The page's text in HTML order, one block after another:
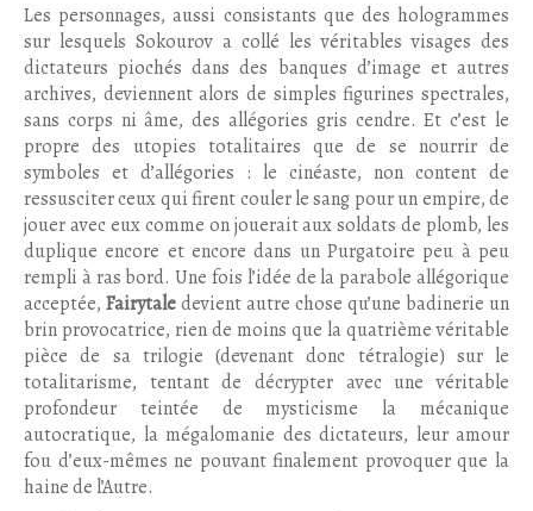
Les personnages, aussi consistants que des hologrammes
sur lesquels Sokourov a collé les véritables visages des
dictateurs piochés dans des banques d’image et autres
archives, deviennent alors de simples figurines spectrales,
sans corps ni âme, des allégories gris cendre. Et c’est le
propre des utopies totalitaires que de se nourrir de
symboles et d’allégories : le cinéaste, non content de
ressusciter ceux qui firent couler le sang pour un empire, de
jouer avec eux comme on jouerait aux soldats de plomb, les
duplique encore et encore dans un Purgatoire peu à peu
rempli à ras bord. Une fois l’idée de la parabole allégorique
acceptée, Fairytaledevient autre chose qu’une badinerie un
brin provocatrice, rien de moins que la quatrième véritable
pièce de sa trilogie (devenant donc tétralogie) sur le
totalitarisme, tentant de décrypter avec une véritable
profondeur teintée de mysticisme la mécanique
autocratique, la mégalomanie des dictateurs, leur amour
fou d’eux-mêmes ne pouvant finalement provoquer que la
haine de l’Autre.